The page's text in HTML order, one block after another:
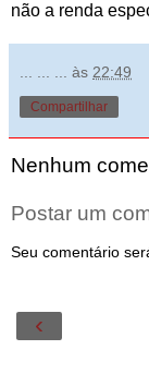
não a renda
às 22:49
Compartilhar
Nenhum
Postar um
Seu comentário
‹